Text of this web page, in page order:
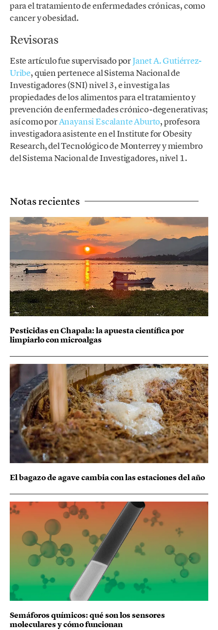
para el tratamiento de enfermedades crónicas, como
cancer y obesidad.
Revisoras
Este artículo fue supervisado porJanet A. Gutiérrez-
Uribe, quien pertenece al Sistema Nacional de
Investigadores (SNI) nivel 3, e investiga las
propiedades de los alimentos para el tratamiento y
prevención de enfermedades crónico-degenerativas;
así como porAnayansi Escalante Aburto, profesora
investigadora asistente en el Institute for Obesity
Research, del Tecnológico de Monterrey y miembro
del Sistema Nacional de Investigadores, nivel 1.
Notas recientes
Pesticidas en Chapala: la apuesta científica por
limpiarlo con microalgas
El bagazo de agave cambia con las estaciones del año
Semáforos químicos: qué son los sensores
moleculares y cómo funcionan